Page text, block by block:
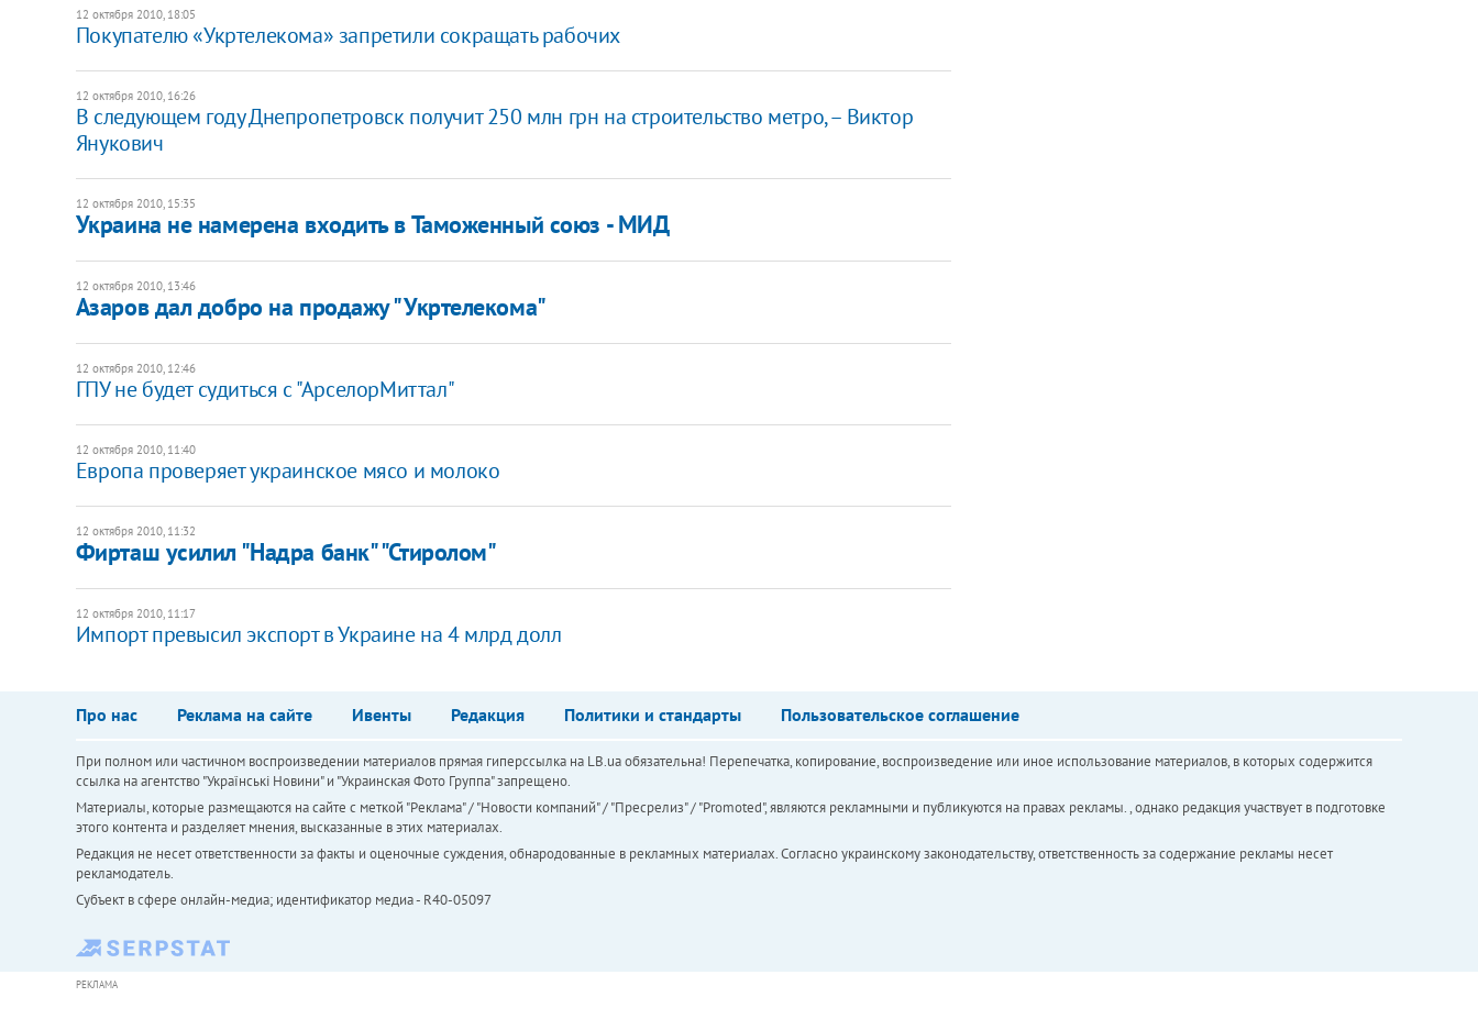
12 октября 2010, 18:05
​Покупателю «Укртелекома» запретили сокращать рабочих
12 октября 2010, 16:26
В следующем году Днепропетровск получит 250 млн грн на строительство метро, – Виктор
Янукович
12 октября 2010, 15:35
Украина не намерена входить в Таможенный союз - МИД
12 октября 2010, 13:46
Азаров дал добро на продажу "Укртелекома"
12 октября 2010, 12:46
ГПУ не будет судиться с "АрселорМиттал"
12 октября 2010, 11:40
Европа проверяет украинское мясо и молоко
12 октября 2010, 11:32
Фирташ усилил "Надра банк" "Стиролом"
12 октября 2010, 11:17
Импорт превысил экспорт в Украине на 4 млрд долл
Про нас Реклама на сайте Ивенты Редакция Политики и стандарты Пользовательское соглашение
При полном или частичном воспроизведении материалов прямая гиперссылка на LB.ua обязательна! Перепечатка, копирование, воспроизведение или иное использование материалов, в которых содержится
ссылка на агентство "Українськi Новини" и "Украинская Фото Группа" запрещено.
Материалы, которые размещаются на сайте с меткой "Реклама" / "Новости компаний" / "Пресрелиз" / "Promoted", являются рекламными и публикуются на правах рекламы. , однако редакция участвует в подготовке
этого контента и разделяет мнения, высказанные в этих материалах.
Редакция не несет ответственности за факты и оценочные суждения, обнародованные в рекламных материалах. Согласно украинскому законодательству, ответственность за содержание рекламы несет
рекламодатель.
Субъект в сфере онлайн-медиа; идентификатор медиа - R40-05097
РЕКЛАМА